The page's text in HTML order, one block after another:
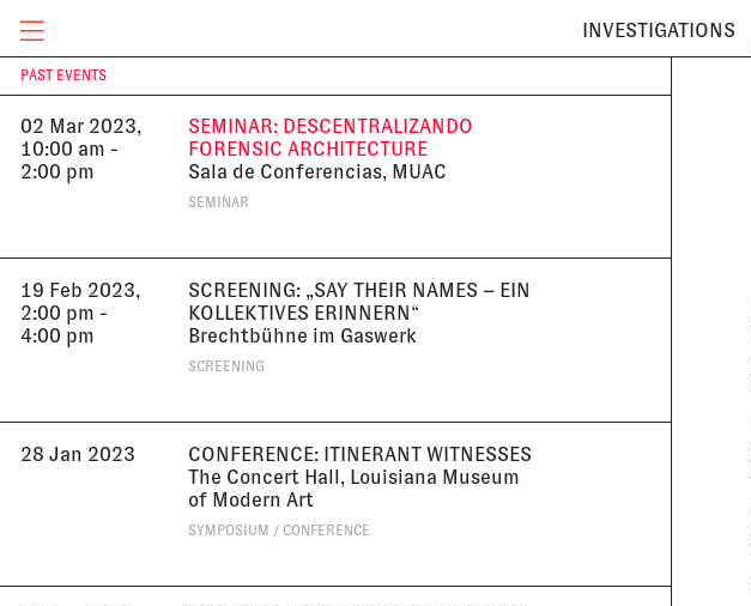
INVESTIGATIONS
CURRENT & UPCOMING
PAST EVENTS
02 Mar 2023,
10:00 am -
2:00 pm
SEMINAR: DESCENTRALIZANDO
FORENSIC ARCHITECTURE
Sala de Conferencias, MUAC
SEMINAR
19 Feb 2023,
2:00 pm -
4:00 pm
SCREENING: „SAY THEIR NAMES – EIN
KOLLEKTIVES ERINNERN“
Brechtbühne im Gaswerk
SCREENING
28 Jan 2023
CONFERENCE: ITINERANT WITNESSES
The Concert Hall, Louisiana Museum
of Modern Art
SYMPOSIUM / CONFERENCE